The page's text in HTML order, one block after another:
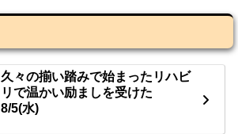
久々の揃い踏みで始まったリハビ
リで温かい励ましを受けた
8/5(水)